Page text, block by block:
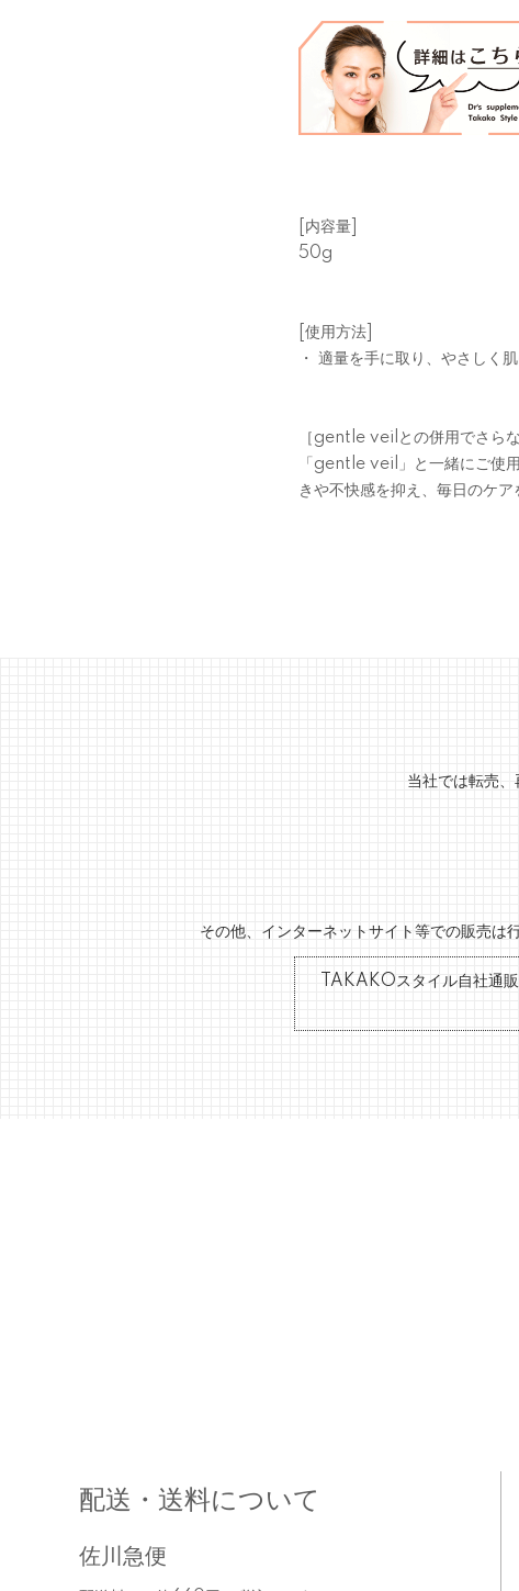
[内容量]
50g
[使用方法]
・ 適量を手に取り、やさしく
［gentle veil との併用でさら
「 gentle veil
」と一緒にご使
きや不快感を抑え、毎日のケア
当社では転売、
その他、インターネットサイト等での販売は
TAKAKOスタイル自社通
配送・送料について
佐川急便